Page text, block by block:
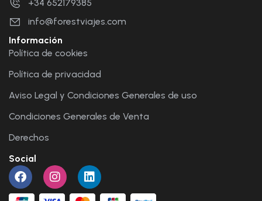
+34 652179385
info@forestviajes.com
Información
Política de cookies
Política de privacidad
Aviso Legal y Condiciones Generales de uso
Condiciones Generales de Venta
Derechos
Social